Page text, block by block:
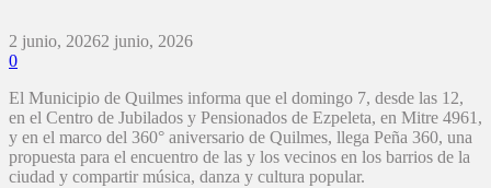
2 junio, 20262 junio, 2026
0
El Municipio de Quilmes informa que el domingo 7, desde las 12,
en el Centro de Jubilados y Pensionados de Ezpeleta, en Mitre 4961,
y en el marco del 360° aniversario de Quilmes, llega Peña 360, una
propuesta para el encuentro de las y los vecinos en los barrios de la
ciudad y compartir música, danza y cultura popular.